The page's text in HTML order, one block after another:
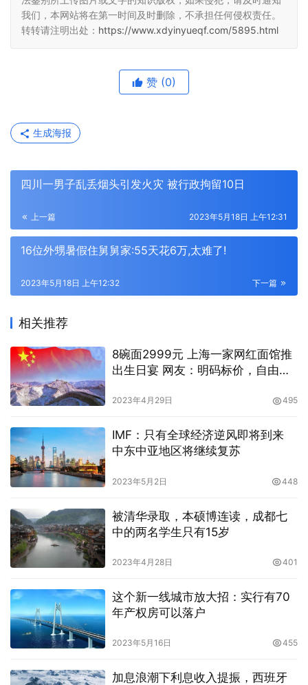
我们，本网站将在第一时间及时删除，不承担任何侵权责任。
转转请注明出处： https://www.xdyinyueqf.com/5895.html
赞 (0)
生成海报
四川一男子乱丢烟头引发火灾 被行政拘留10日
上一篇 2023年5月18日 上午12:31
16位外甥暑假住舅舅家:55天花6万,太难了!
下一篇
2023年5月18日 上午12:32
相关推荐
8碗面2999元 上海一家网红面馆推
出生日宴 网友：明码标价，自由买
2023年4月29日 495
IMF：只有全球经济逆风即将到来
中东中亚地区将继续复苏
2023年5月2日 448
被清华录取，本硕博连读，成都七
中的两名学生只有15岁
2023年4月28日 401
这个新一线城市放大招：实行有70
年产权房可以落户
2023年5月16日 455
加息浪潮下利息收入提振，西班牙